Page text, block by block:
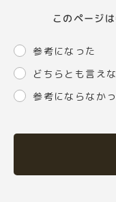
このページ
参考になった
どちらとも言え
参考にならなか